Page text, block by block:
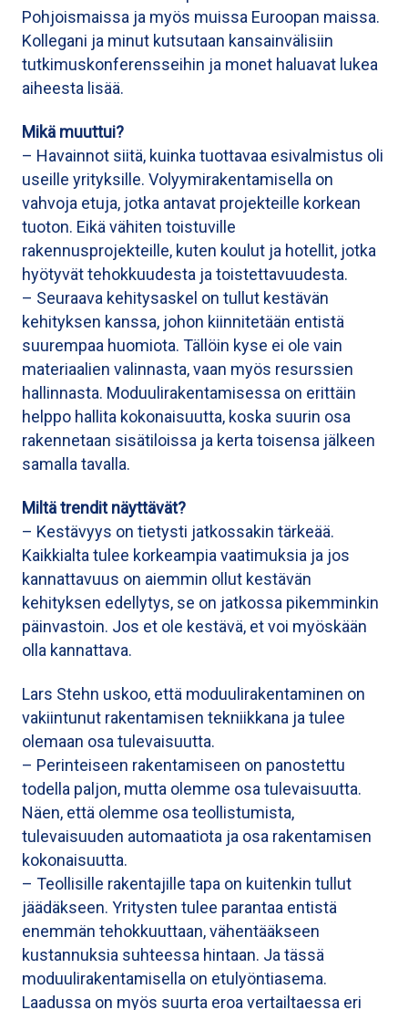
Pohjoismaissa ja myös muissa Euroopan maissa.
Kollegani ja minut kutsutaan kansainvälisiin
tutkimuskonferensseihin ja monet haluavat lukea
aiheesta lisää.
Mikä muuttui?
– Havainnot siitä, kuinka tuottavaa esivalmistus oli
useille yrityksille. Volyymirakentamisella on
vahvoja etuja, jotka antavat projekteille korkean
tuoton. Eikä vähiten toistuville
rakennusprojekteille, kuten koulut ja hotellit, jotka
hyötyvät tehokkuudesta ja toistettavuudesta.
– Seuraava kehitysaskel on tullut kestävän
kehityksen kanssa, johon kiinnitetään entistä
suurempaa huomiota. Tällöin kyse ei ole vain
materiaalien valinnasta, vaan myös resurssien
hallinnasta. Moduulirakentamisessa on erittäin
helppo hallita kokonaisuutta, koska suurin osa
rakennetaan sisätiloissa ja kerta toisensa jälkeen
samalla tavalla.
Miltä trendit näyttävät?
– Kestävyys on tietysti jatkossakin tärkeää.
Kaikkialta tulee korkeampia vaatimuksia ja jos
kannattavuus on aiemmin ollut kestävän
kehityksen edellytys, se on jatkossa pikemminkin
päinvastoin. Jos et ole kestävä, et voi myöskään
olla kannattava.
Lars Stehn uskoo, että moduulirakentaminen on
vakiintunut rakentamisen tekniikkana ja tulee
olemaan osa tulevaisuutta.
– Perinteiseen rakentamiseen on panostettu
todella paljon, mutta olemme osa tulevaisuutta.
Näen, että olemme osa teollistumista,
tulevaisuuden automaatiota ja osa rakentamisen
kokonaisuutta.
– Teollisille rakentajille tapa on kuitenkin tullut
jäädäkseen. Yritysten tulee parantaa entistä
enemmän tehokkuuttaan, vähentääkseen
kustannuksia suhteessa hintaan. Ja tässä
moduulirakentamisella on etulyöntiasema.
Laadussa on myös suurta eroa vertailtaessa eri